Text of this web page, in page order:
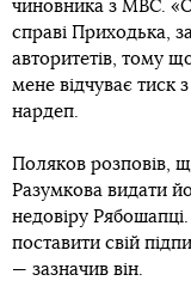
чиновника з МВС.
справі Приходька,
авторитетів, тому
мене відчуває тиск
нардеп.
Поляков розповів,
Разумкова видати
недовіру Рябошапці.
поставити свій
— зазначив він.